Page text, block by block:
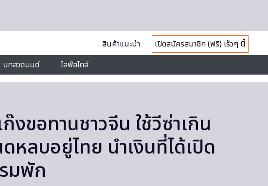
สินค้าแนะนำ
เปิดสมัครสมาชิก (ฟรี) เร็วๆ นี้
บทสวดมนต์ ไลฟ์สไตล์
งขอทานชาวจีน ใช้วีซ่าเกิน
หลบอยู่ไทย นำเงินที่ได้เปิด
มพัก